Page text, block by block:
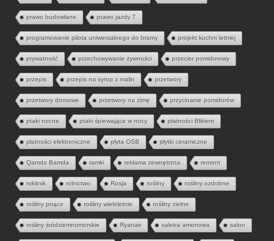
prawo budowlane prawo jazdy T
programowanie pilota uniwersalnego do bramy projekt kuchni letniej
prywatność przechowywanie żywności przecier pomidorowy
przepis przepis na syrop z malin przetwory
przetwory domowe przetwory na zimę przycinanie pomidorów
ptaki nocne ptaki śpiewające w nocy płatności Blikiem
płatności elektroniczne płyta OSB płytki ceramiczne
Qamdo Bamda ramki reklama zewnętrzna remont
rokitnik rolnictwo Rosja rośliny rośliny ozdobne
rośliny pnące rośliny wieloletnie rośliny zielne
rośliny śródziemnomorskie Ryanair saletra amonowa salon